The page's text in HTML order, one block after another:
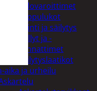
Palovaroittimet
Riippulukot
Varastointi ja säilytys
Hyllyt ja -
kannattimet
Säilytyslaatikot
aika ja urheilu